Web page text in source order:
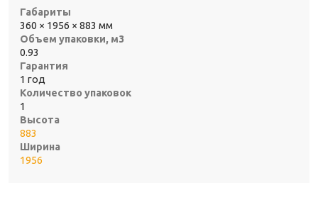
Габариты
360 × 1956 × 883 мм
Объем упаковки, м3
0.93
Гарантия
1 год
Количество упаковок
1
Высота
883
Ширина
1956